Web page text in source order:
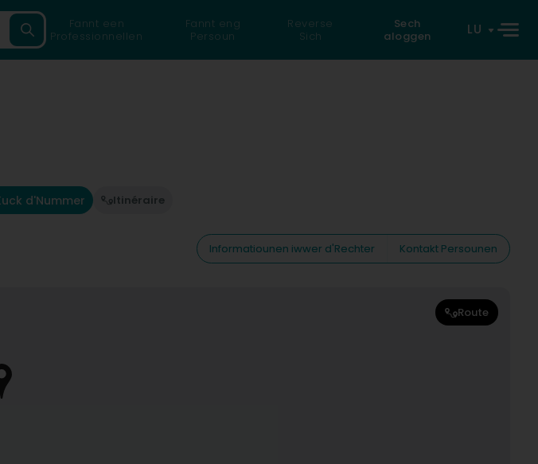
Fannt een
Professionnellen
Fannt eng
Persoun
Reverse
Sich
Sech
aloggen
LU
d'Nummer Itinéraire
Informatiounen iwwer d'Rechter
Kontakt Persounen
Route